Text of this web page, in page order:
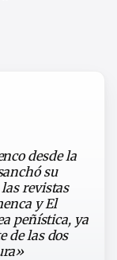
desde la
su
revistas
y El
peñística, ya
de las dos